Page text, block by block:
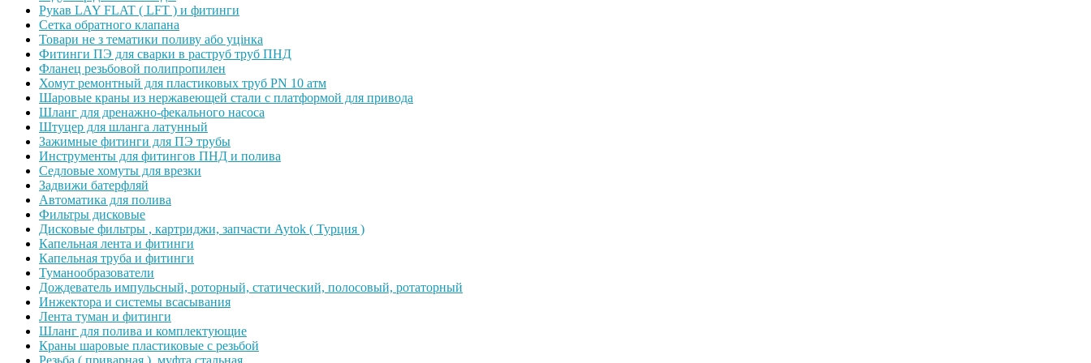
Рукав LAY FLAT ( LFT ) и фитинги
Сетка обратного клапана
Товари не з тематики поливу або уцінка
Фитинги ПЭ для сварки в раструб труб ПНД
Фланец резьбовой полипропилен
Хомут ремонтный для пластиковых труб PN 10 атм
Шаровые краны из нержавеющей стали с платформой для привода
Шланг для дренажно-фекального насоса
Штуцер для шланга латунный
Зажимные фитинги для ПЭ трубы
Инструменты для фитингов ПНД и полива
Седловые хомуты для врезки
Задвижи батерфляй
Автоматика для полива
Фильтры дисковые
Дисковые фильтры , картриджи, запчасти Aytok ( Турция )
Капельная лента и фитинги
Капельная труба и фитинги
Туманообразователи
Дождеватель импульсный, роторный, статический, полосовый, ротаторный
Инжектора и системы всасывания
Лента туман и фитинги
Шланг для полива и комплектующие
Краны шаровые пластиковые с резьбой
Резьба ( приварная ), муфта стальная